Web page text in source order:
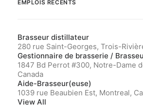
EMPLOIS RÉCENTS
Brasseur distillateur
280 rue Saint-Georges, Trois-
Gestionnaire de brasserie /
1847 Bd Perrot #300, Notre-Dame
Canada
Aide-Brasseur(euse)
1039 rue Beaubien Est, Montreal,
View All